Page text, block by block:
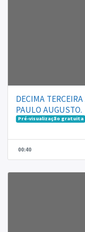
DECIMA
PAULO AUGUSTO.
Pré-visualização gratuita
00:40